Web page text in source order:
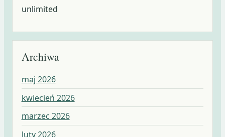
unlimited
Archiwa
maj 2026
kwiecień 2026
marzec 2026
luty 2026